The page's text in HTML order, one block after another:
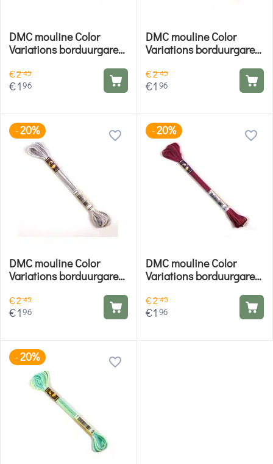
DMC mouline Color
Variations borduurgaren
€245
€196
DMC mouline Color
Variations borduurgaren
€245
€1 96
-20%
DMC mouline Color
Variations borduurgaren
€245
€196
-20%
DMC mouline Color
Variations borduurgaren
€245
€1 96
-20%